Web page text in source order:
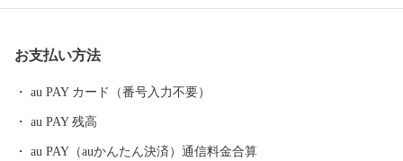
が伝統として受け継がれている「美味しい日本遺産」ともいえる
町なかを歩いていると、今も昔も変わらない醤油づくりの香りを
お支払い方法
au PAY カード（番号入力不要）
au PAY 残高
au PAY（auかんたん決済）通信料金合算